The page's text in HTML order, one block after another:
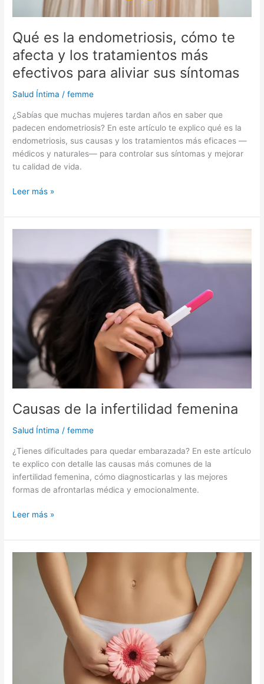
Qué es la endometriosis, cómo te
afecta y los tratamientos más
efectivos para aliviar sus síntomas
Salud Íntima /femme
¿Sabías que muchas mujeres tardan años en saber que
padecen endometriosis? En este artículo te explico qué es la
endometriosis, sus causas y los tratamientos más eficaces —
médicos y naturales— para controlar sus síntomas y mejorar
tu calidad de vida.
efectivos
para
aliviar
sus
síntomas
Leer más »
Causas de la infertilidad femenina
Salud Íntima /femme
¿Tienes dificultades para quedar embarazada? En este artículo
te explico con detalle las causas más comunes de la
infertilidad femenina, cómo diagnosticarlas y las mejores
formas de afrontarlas médica y emocionalmente.
la
Leer más »
Labioplastia
Rejuvenecimiento